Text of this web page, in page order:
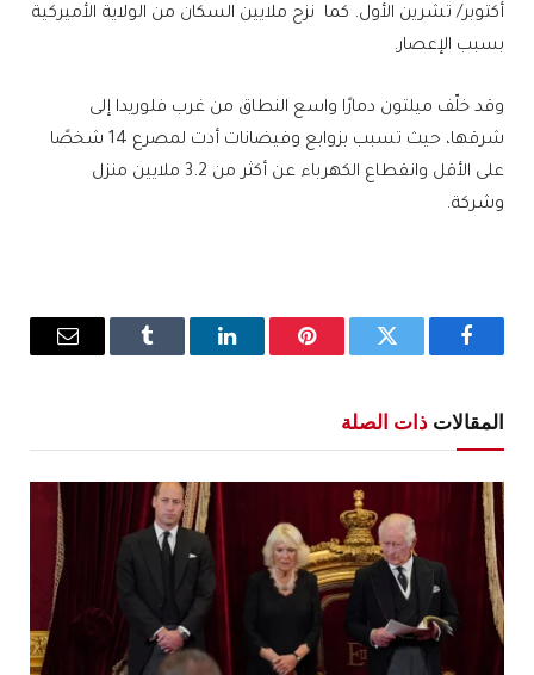
أكتوبر/ تشرين الأول. كما نزح ملايين السكان من الولاية الأميركية
بسبب الإعصار.
وقد خلّف ميلتون دمارًا واسع النطاق من غرب فلوريدا إلى
شرقها، حيث تسبب بزوابع وفيضانات أدت لمصرع 14 شخصًا
على الأقل وانقطاع الكهرباء عن أكثر من 3.2 ملايين منزل
وشركة.
فيسبوك تويتر بينتيريستلينكدإن Tumblr
البريد
المقالات ذات الصلة